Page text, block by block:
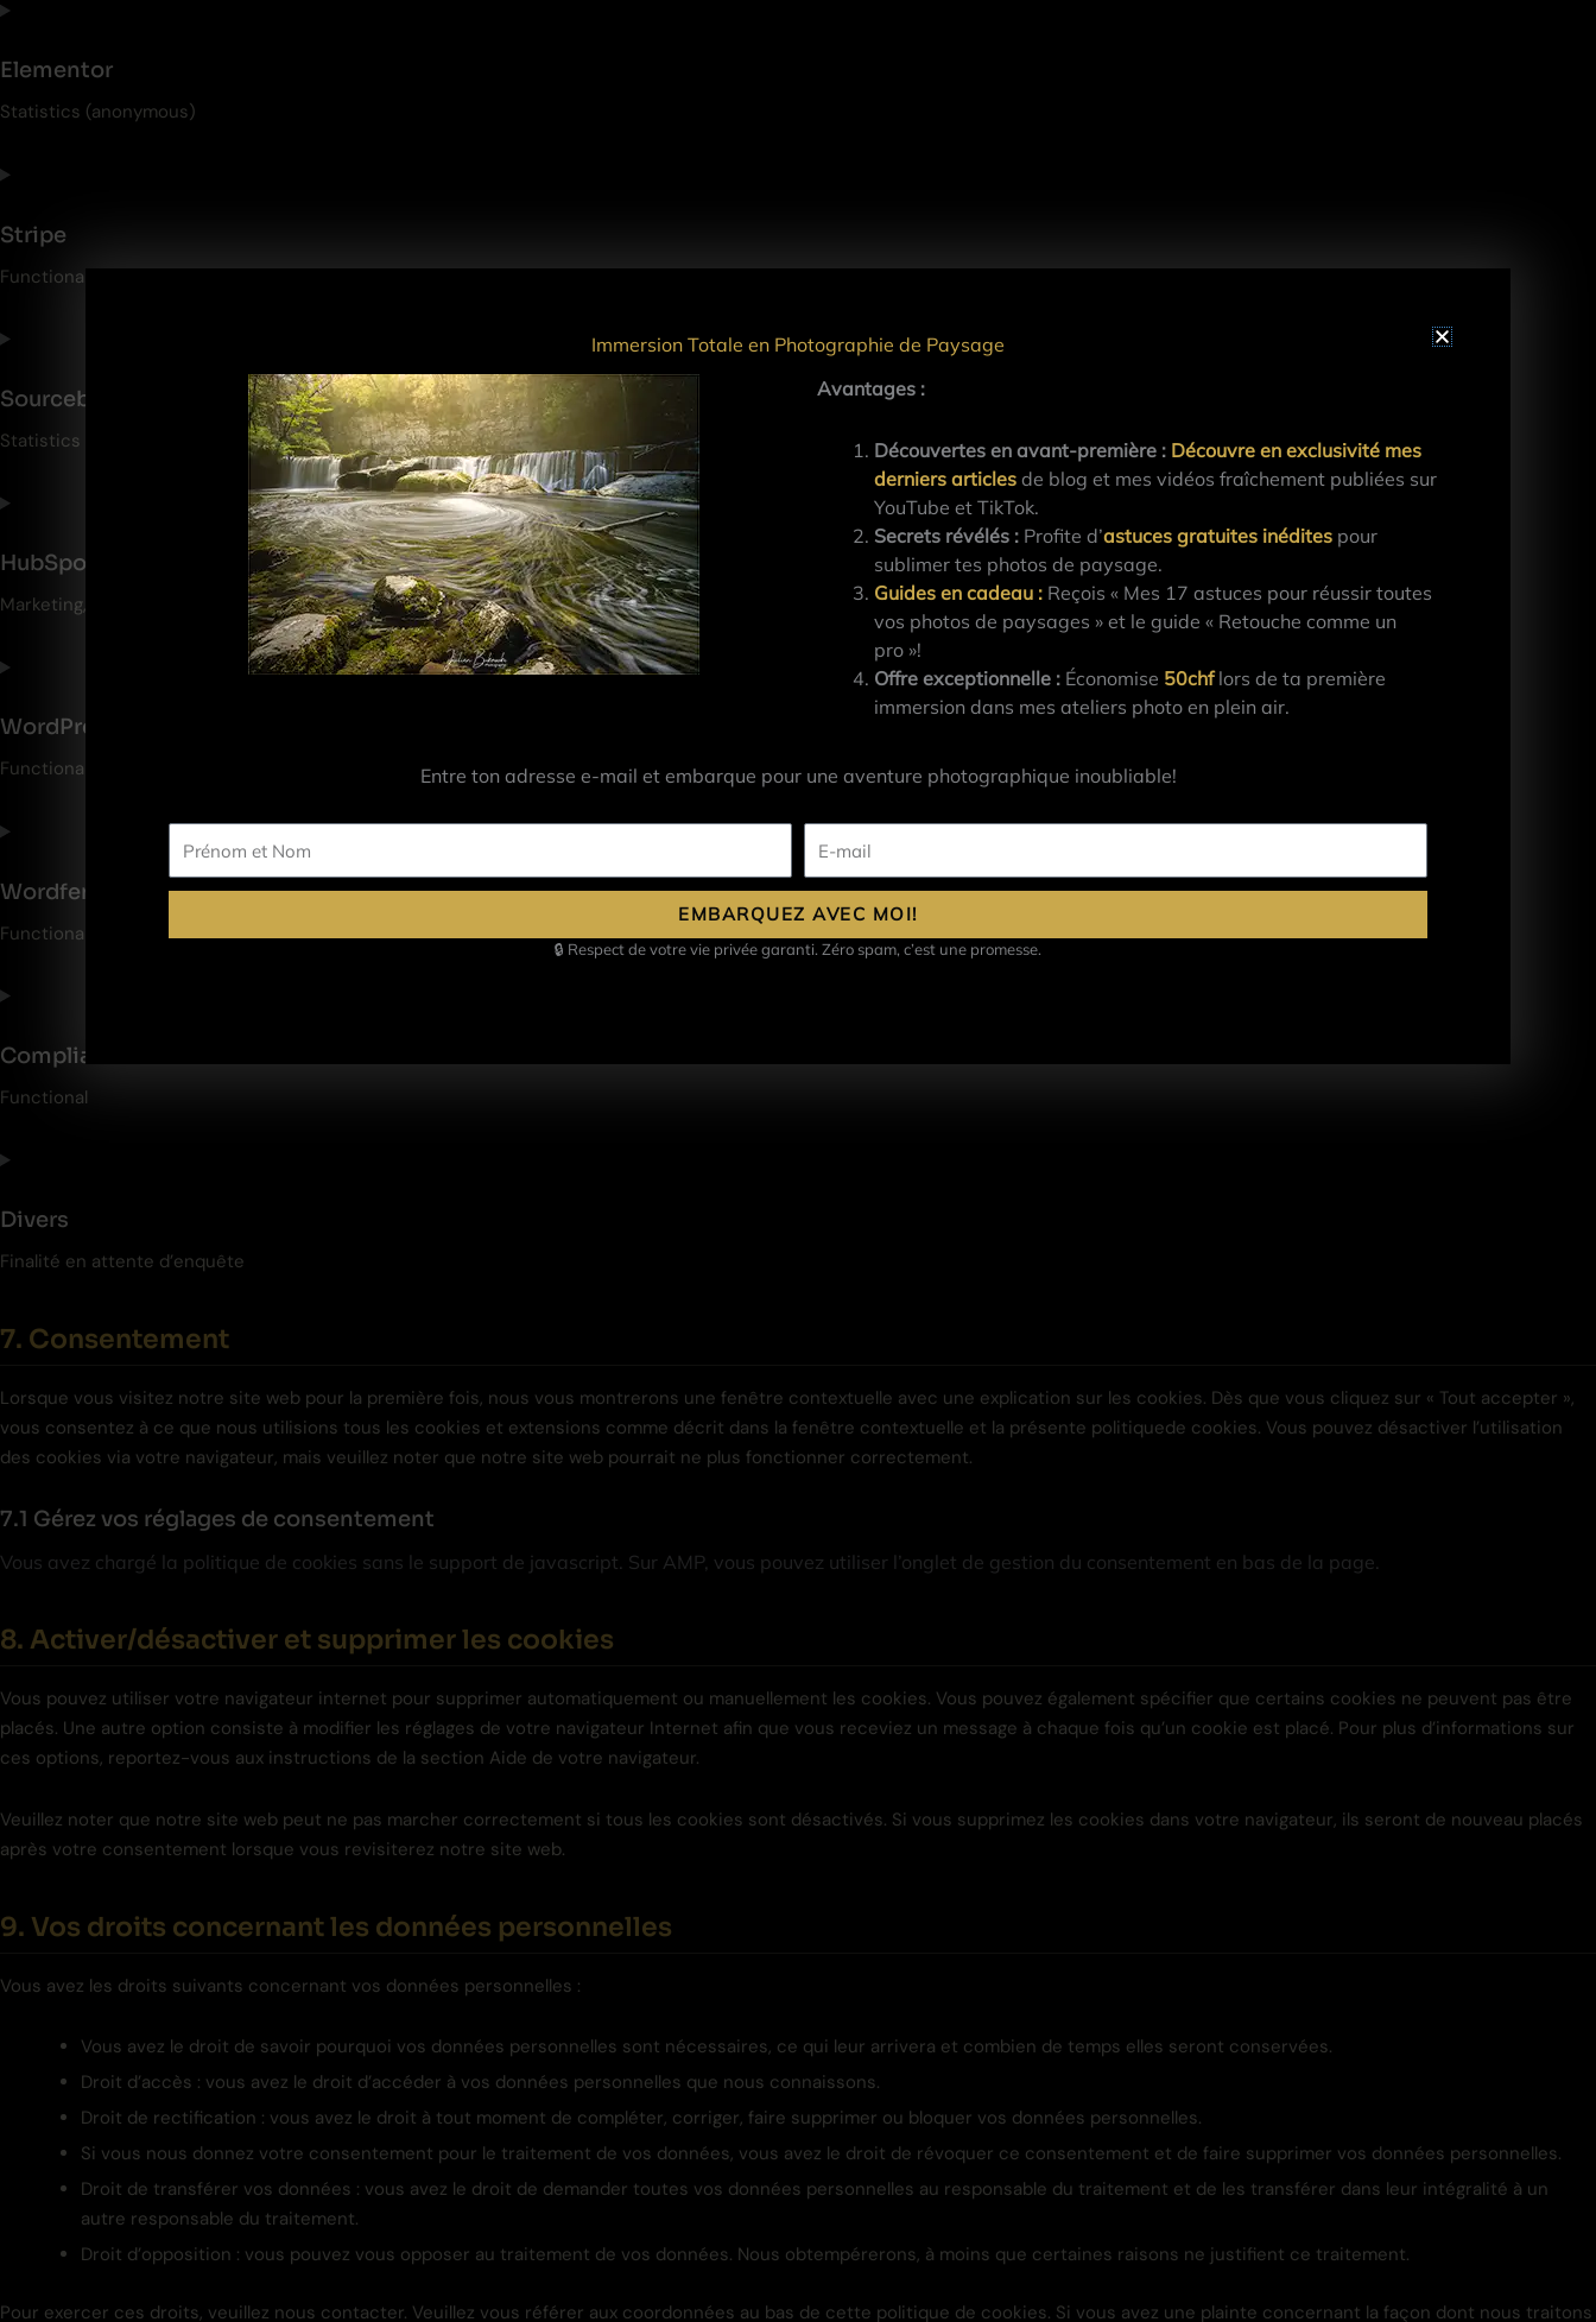
Elementor
Statistics (anonymous)
Stripe
Functional
Sourcebuster JS
Statistics
HubSpot
Marketing, Statistics
WordPress
Functional
Wordfence
Functional
Complianz
Functional
Divers
Finalité en attente d’enquête
7. Consentement
Lorsque vous visitez notre site web pour la première fois, nous vous montrerons une fenêtre contextuelle avec une explication sur les cookies. Dès que vous cliquez sur « Tout accepter »,
vous consentez à ce que nous utilisions tous les cookies et extensions comme décrit dans la fenêtre contextuelle et la présente politiquede cookies. Vous pouvez désactiver l’utilisation
des cookies via votre navigateur, mais veuillez noter que notre site web pourrait ne plus fonctionner correctement.
7.1 Gérez vos réglages de consentement
Vous avez chargé la politique de cookies sans le support de javascript. Sur AMP, vous pouvez utiliser l’onglet de gestion du consentement en bas de la page.
8. Activer/désactiver et supprimer les cookies
Vous pouvez utiliser votre navigateur internet pour supprimer automatiquement ou manuellement les cookies. Vous pouvez également spécifier que certains cookies ne peuvent pas être
placés. Une autre option consiste à modifier les réglages de votre navigateur Internet afin que vous receviez un message à chaque fois qu’un cookie est placé. Pour plus d’informations sur
ces options, reportez-vous aux instructions de la section Aide de votre navigateur.
Veuillez noter que notre site web peut ne pas marcher correctement si tous les cookies sont désactivés. Si vous supprimez les cookies dans votre navigateur, ils seront de nouveau placés
après votre consentement lorsque vous revisiterez notre site web.
9. Vos droits concernant les données personnelles
Vous avez les droits suivants concernant vos données personnelles :
Vous avez le droit de savoir pourquoi vos données personnelles sont nécessaires, ce qui leur arrivera et combien de temps elles seront conservées.
Droit d’accès : vous avez le droit d’accéder à vos données personnelles que nous connaissons.
Droit de rectification : vous avez le droit à tout moment de compléter, corriger, faire supprimer ou bloquer vos données personnelles.
Si vous nous donnez votre consentement pour le traitement de vos données, vous avez le droit de révoquer ce consentement et de faire supprimer vos données personnelles.
Droit de transférer vos données : vous avez le droit de demander toutes vos données personnelles au responsable du traitement et de les transférer dans leur intégralité à un
autre responsable du traitement.
Droit d’opposition : vous pouvez vous opposer au traitement de vos données. Nous obtempérerons, à moins que certaines raisons ne justifient ce traitement.
Pour exercer ces droits, veuillez nous contacter. Veuillez vous référer aux coordonnées au bas de cette politique de cookies. Si vous avez une plainte concernant la façon dont nous traitons
Immersion Totale en Photographie de Paysage
Avantages :
Découvertes en avant-première : Découvre en exclusivité mes
derniers articles de blog et mes vidéos fraîchement publiées sur
YouTube et TikTok.
Secrets révélés : Profite d’astuces gratuites inédites pour
sublimer tes photos de paysage.
Guides en cadeau : Reçois « Mes 17 astuces pour réussir toutes
vos photos de paysages » et le guide « Retouche comme un
pro »!
Offre exceptionnelle : Économise 50chflors de ta première
immersion dans mes ateliers photo en plein air.
Entre ton adresse e-mail et embarque pour une aventure photographique inoubliable!
et
Nom
mail
EMBARQUEZ AVEC MOI!
🔒 Respect de votre vie privée garanti. Zéro spam, c’est une promesse.